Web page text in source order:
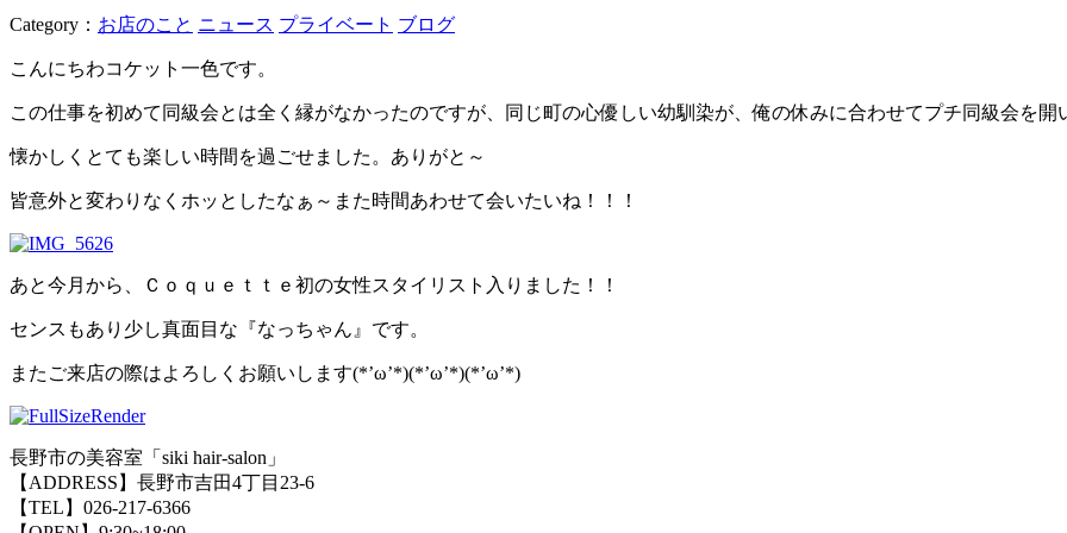
Category： お店のこと ニュース プライベート ブログ
こんにちわコケット一色です。
この仕事を初めて同級会とは全く縁がなかったのですが、同じ町の心優しい幼馴染が、俺の休みに合わせてプチ同級会を開
懐かしくとても楽しい時間を過ごせました。ありがと～
皆意外と変わりなくホッとしたなぁ～また時間あわせて会いたいね！！！
あと今月から、Ｃｏｑｕｅｔｔｅ初の女性スタイリスト入りました！！
センスもあり少し真面目な『なっちゃん』です。
またご来店の際はよろしくお願いします(*’ω’*)(*’ω’*)(*’ω’*)
長野市の美容室「siki hair-salon」
【ADDRESS】長野市吉田4丁目23-6
【TEL】026-217-6366